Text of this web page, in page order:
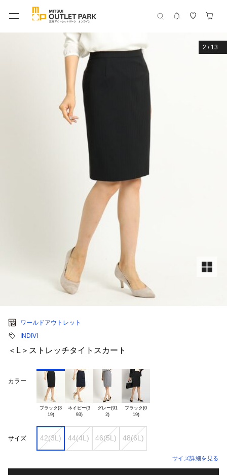
2 / 13
ワールドアウトレット
INDIVI
＜L＞ストレッチタイトスカート
カラー
ブラック(3
19)
ネイビー(3
93)
グレー(91
ブラック(0
19)
サイズ 42(3L) 44(4L) 46(5L) 48(6L)
サイズ詳細を見る